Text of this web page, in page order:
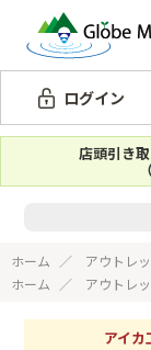
ログイン
店頭引き
ホーム アウトレ
ホーム
アウトレ
アイ